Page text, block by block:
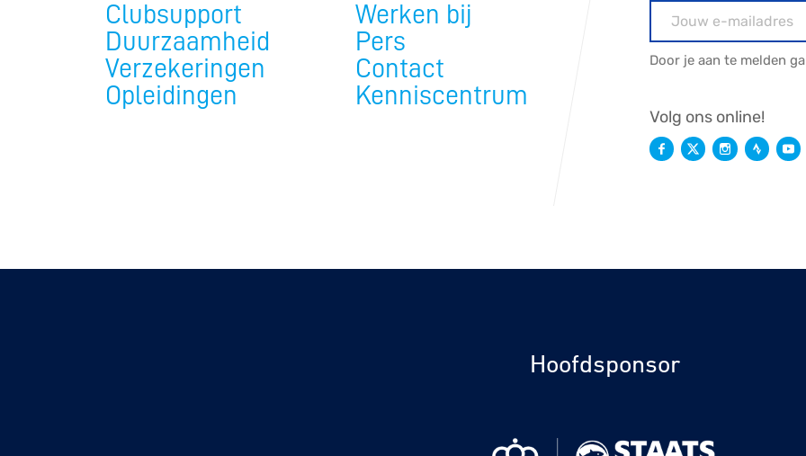
Clubsupport
Werken bij
Duurzaamheid
Pers
Verzekeringen
Contact
Opleidingen
Kenniscentrum
Door je aan te melden
Volg ons online!
Hoofdsponsor
Kunstwielrijden
Veldrijden